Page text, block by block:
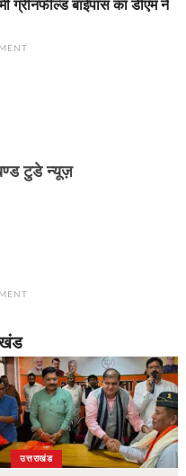
ग्रीनफील्ड बाईपास का डीएम ने
टुडे न्यूज़
उत्तराखंड